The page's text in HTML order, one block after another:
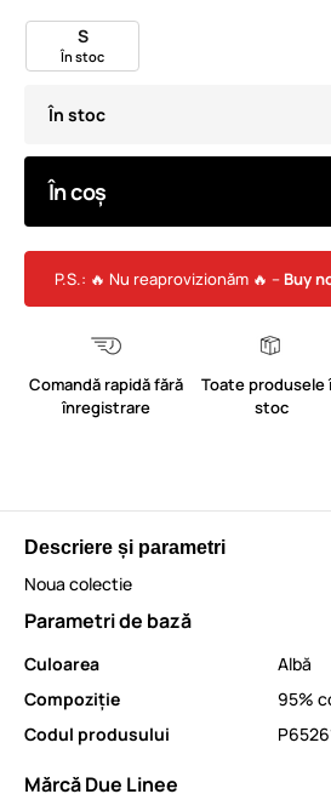
S
În stoc
În stoc
În coș
P.S.: 🔥 Nu reaprovizionăm 🔥 – Buy
Comandă rapidă fără
înregistrare
Toate produsele
stoc
Descriere și parametri
Noua colectie
Parametri de bază
Culoarea
Albă
Compoziție
95%
Codul produsului
Mărcă Due Linee